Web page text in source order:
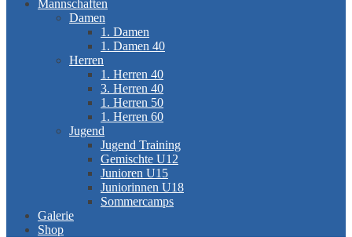
Mannschaften
Damen
1. Damen
1. Damen 40
Herren
1. Herren 40
3. Herren 40
1. Herren 50
1. Herren 60
Jugend
Jugend Training
Gemischte U12
Junioren U15
Juniorinnen U18
Sommercamps
Galerie
Shop